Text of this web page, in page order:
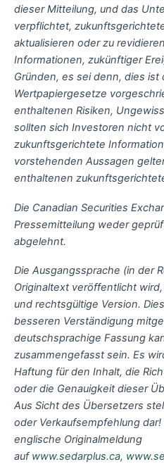
dieser Mitteilung, und das
verpflichtet,
aktualisieren oder zu
Informationen, zukünftiger
Gründen, es sei denn, dies ist
Wertpapiergesetze
enthaltenen Risiken,
sollten sich Investoren nicht
zukunftsgerichtete
vorstehenden Aussagen
enthaltenen
Die Canadian Securities
Pressemitteilung weder
abgelehnt.
Die Ausgangssprache (in der
Originaltext veröffentlicht
und rechtsgültige Version.
besseren Verständigung
deutschsprachige Fassung
zusammengefasst sein. Es
Haftung für den Inhalt, die
oder die Genauigkeit dieser
Aus Sicht des Übersetzers
oder Verkaufsempfehlung
englische Originalmeldung
auf www.sedarplus.ca,